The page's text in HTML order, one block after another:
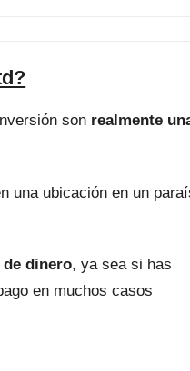
son realmente
una ubicación en un
dinero, ya sea si has
en muchos casos